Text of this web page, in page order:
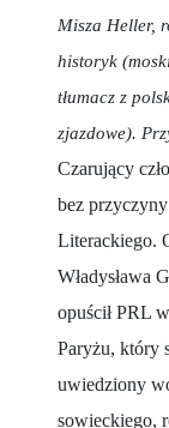
Misza Heller,
historyk
tłumacz z
zjazdowe).
Czarujący
bez
Literackiego.
Władysława
opuścił PRL
Paryżu, który
uwiedziony
sowieckiego,